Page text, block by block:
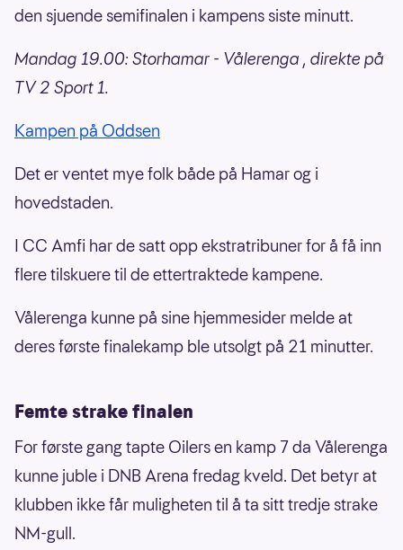
den sjuende semifinalen i kampens siste minutt.
Mandag 19.00: Storhamar - Vålerenga , direkte på
TV 2 Sport 1.
Kampen på Oddsen
Det er ventet mye folk både på Hamar og i
hovedstaden.
I CC Amfi har de satt opp ekstratribuner for å få inn
flere tilskuere til de ettertraktede kampene.
Vålerenga kunne på sine hjemmesider melde at
deres første finalekamp ble utsolgt på 21 minutter.
Femte strake finalen
For første gang tapte Oilers en kamp 7 da Vålerenga
kunne juble i DNB Arena fredag kveld. Det betyr at
klubben ikke får muligheten til å ta sitt tredje strake
NM-gull.